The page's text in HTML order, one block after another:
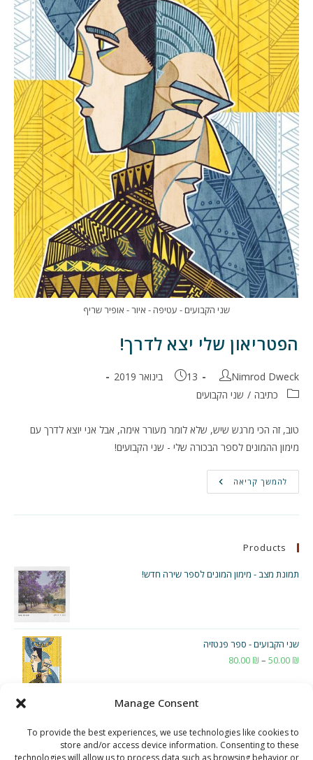
Manage Consent
To provide the best experiences, we use technologies like cookies to
store and/or access device information. Consenting to these
technologies will allow us to process data such as browsing behavior or
שני הקבועים - עטיפה - איור - אופיר שריף
הפטריאון שלי יצא לדרך!
מחבר:
Nimrod Dweck פורסם:
13 בינואר 2019
קטגוריה:כתיבה / שני הקבועים
טוב, זה הכי מרגש שיש, שלא לומר מעורר אימה, אבל אני יוצא לדרך עם
מימון ההמונים לספר הבכורה שלי - שני הקבועים!
להמשך קריאה הפטריאון
שלי
Products
תמונת מצב - מימון המונים לספר שירה חדש!
שני הקבועים - ספר פנטזיה
50.00 ₪
–
80.00 ₪